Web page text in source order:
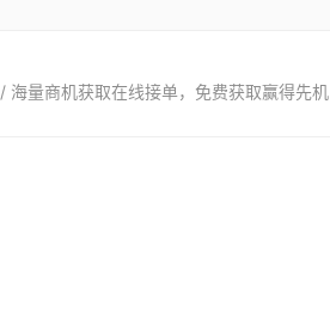
/ 海量商机获取在线接单，免费获取赢得先机